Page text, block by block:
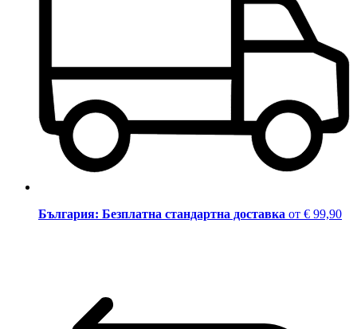
България: Безплатна стандартна доставка от € 99,90